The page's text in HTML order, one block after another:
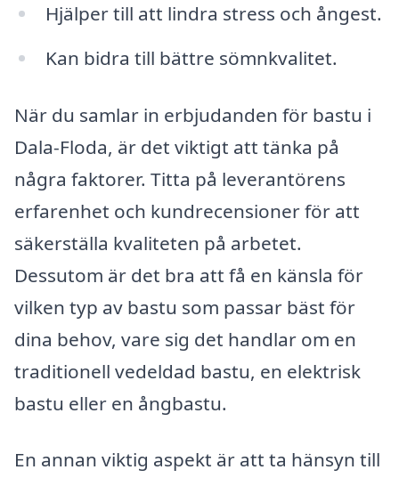
Hjälper till att lindra stress och ångest.
Kan bidra till bättre sömnkvalitet.
När du samlar in erbjudanden för bastu i
Dala-Floda, är det viktigt att tänka på
några faktorer. Titta på leverantörens
erfarenhet och kundrecensioner för att
säkerställa kvaliteten på arbetet.
Dessutom är det bra att få en känsla för
vilken typ av bastu som passar bäst för
dina behov, vare sig det handlar om en
traditionell vedeldad bastu, en elektrisk
bastu eller en ångbastu.
En annan viktig aspekt är att ta hänsyn till